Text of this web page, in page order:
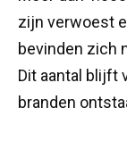
zijn verwoest
bevinden zich
Dit aantal blijft
branden